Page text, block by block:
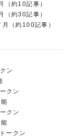
（約10記事）
（約30記事）
（約100記事）
ン
クン
クン
ークン